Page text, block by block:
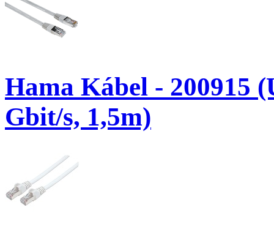
Hama Kábel - 200915
Gbit/s, 1,5m)